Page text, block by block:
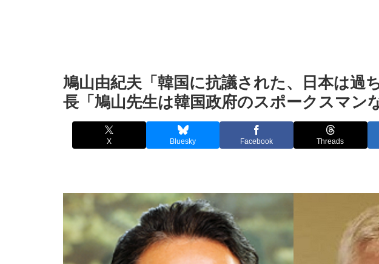
鳩山由紀夫「韓国に抗議された、日本は過
長「鳩山先生は韓国政府のスポークスマン
X Bluesky Facebook Threads